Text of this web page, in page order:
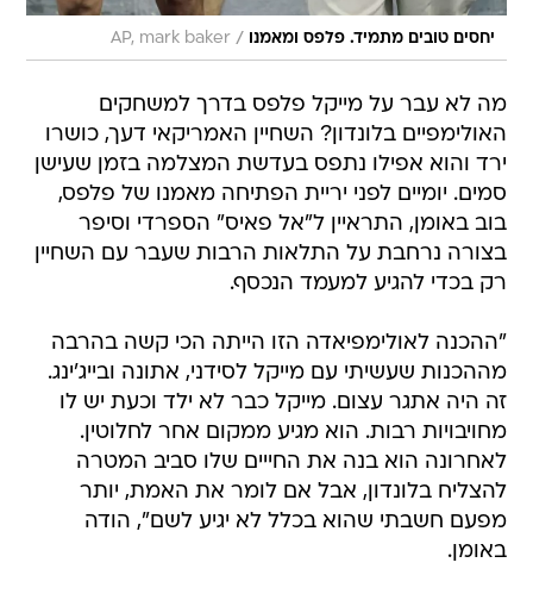
יחסים טובים מתמיד. פלפס ומאמנו /
AP, mark baker
מה לא עבר על מייקל פלפס בדרך למשחקים
האולימפיים בלונדון? השחיין האמריקאי דעך, כושרו
ירד והוא אפילו נתפס בעדשת המצלמה בזמן שעישן
סמים. יומיים לפני יריית הפתיחה מאמנו של פלפס,
בוב באומן, התראיין ל"אל פאיס" הספרדי וסיפר
בצורה נרחבת על התלאות הרבות שעבר עם השחיין
רק בכדי להגיע למעמד הנכסף.
"ההכנה לאולימפיאדה הזו הייתה הכי קשה בהרבה
מההכנות שעשיתי עם מייקל לסידני, אתונה ובייג'ינג.
זה היה אתגר עצום. מייקל כבר לא ילד וכעת יש לו
מחויבויות רבות. הוא מגיע ממקום אחר לחלוטין.
לאחרונה הוא בנה את החייים שלו סביב המטרה
להצליח בלונדון, אבל אם לומר את האמת, יותר
מפעם חשבתי שהוא בכלל לא יגיע לשם", הודה
באומן.